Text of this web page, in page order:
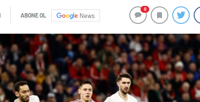
ABONE OL News
0